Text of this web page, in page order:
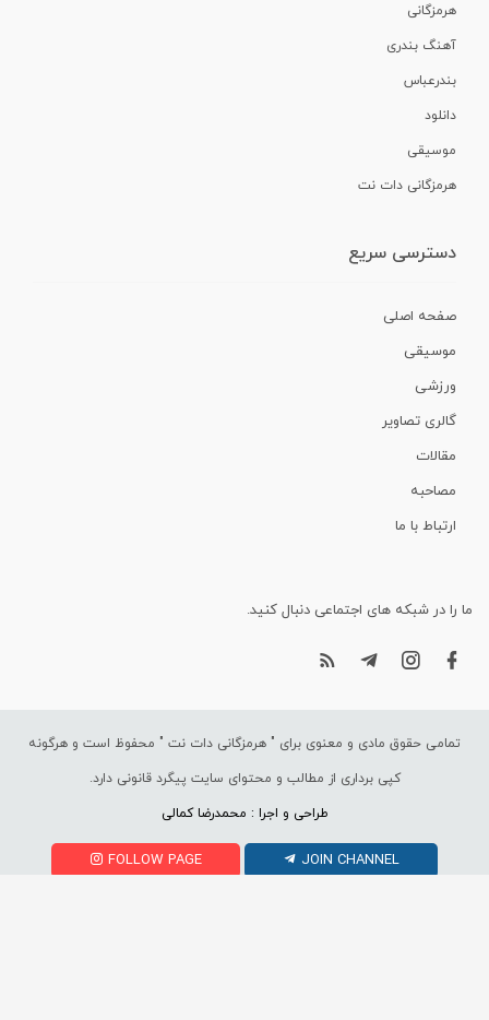
هرمزگانی
آهنگ بندری
بندرعباس
دانلود
موسیقی
هرمزگانی دات نت
دسترسی سریع
صفحه اصلی
موسیقی
ورزشی
گالری تصاویر
مقالات
مصاحبه
ارتباط با ما
ما را در شبکه های اجتماعی دنبال کنید.
تمامی حقوق مادی و معنوی برای " هرمزگانی دات نت " محفوظ است و هرگونه
کپی برداری از مطالب و محتوای سایت پیگرد قانونی دارد.
طراحی و اجرا : محمدرضا کمالی
FOLLOW PAGE JOIN CHANNEL